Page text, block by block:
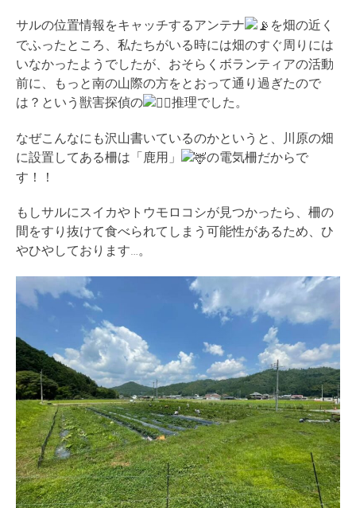
サルの位置情報をキャッチするアンテナ
を畑の近く
でふったところ、私たちがいる時には畑のすぐ周りには
いなかったようでしたが、おそらくボランティアの活動
前に、もっと南の山際の方をとおって通り過ぎたので
は？という獣害探偵の
推理でした。
なぜこんなにも沢山書いているのかというと、川原の畑
に設置してある柵は「鹿用」
の電気柵だからで
す！！
もしサルにスイカやトウモロコシが見つかったら、柵の
間をすり抜けて食べられてしまう可能性があるため、ひ
やひやしております…。